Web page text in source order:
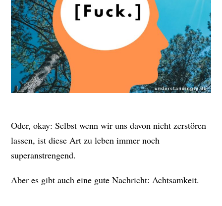
Oder, okay: Selbst wenn wir uns davon nicht zerstören
lassen, ist diese Art zu leben immer noch
superanstrengend.
Aber es gibt auch eine gute Nachricht: Achtsamkeit.